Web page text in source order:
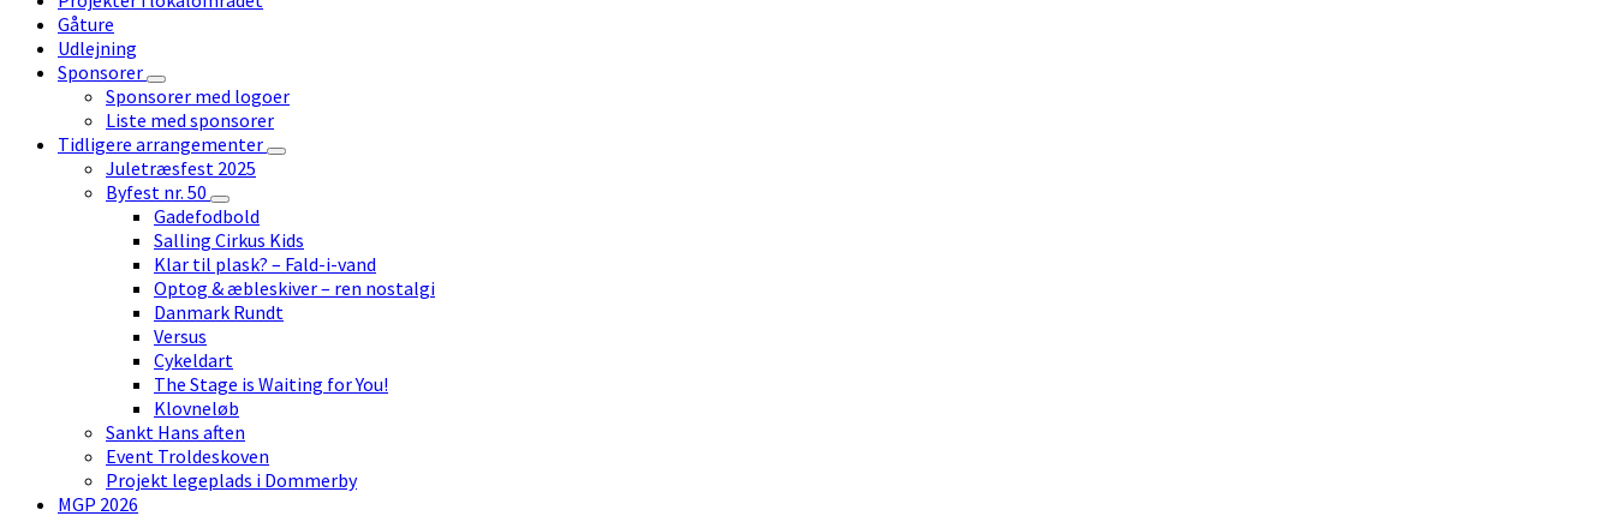
Gåture
Udlejning
Sponsorer
Sponsorer med logoer
Liste med sponsorer
Tidligere arrangementer
Juletræsfest 2025
Byfest nr. 50
Gadefodbold
Salling Cirkus Kids
Klar til plask? – Fald-i-vand
Optog & æbleskiver – ren nostalgi
Danmark Rundt
Versus
Cykeldart
The Stage is Waiting for You!
Klovneløb
Sankt Hans aften
Event Troldeskoven
Projekt legeplads i Dommerby
MGP 2026